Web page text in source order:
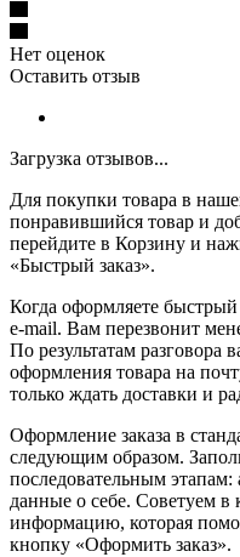
Нет оценок
Оставить отзыв
Загрузка отзывов...
Для покупки товара в
понравившийся товар и
перейдите в Корзину и
«Быстрый заказ».
Когда оформляете
e-mail. Вам перезвонит
По результатам разговора
оформления товара на
только ждать доставки и
Оформление заказа в
следующим образом.
последовательным этапам:
данные о себе. Советуем в
информацию, которая
кнопку «Оформить заказ».